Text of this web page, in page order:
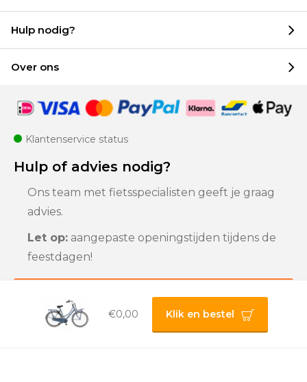
€0,00 Klik en bestel
Hulp nodig?
Over ons
Klantenservice status
Hulp of advies nodig?
Ons team met fietsspecialisten geeft je graag
advies.
Let op: aangepaste openingstijden tijdens de
feestdagen!
Klantenservice
Privacybeleid |
Algemene voorwaarden |